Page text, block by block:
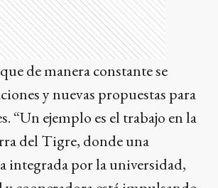
de manera constante se
y nuevas propuestas para
“Un ejemplo es el trabajo en la
del Tigre, donde una
integrada por la universidad,